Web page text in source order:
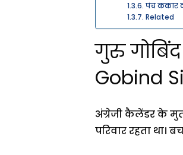
पंच ककार
Related
गुरु
Gobind
अंग्रेजी कैलेंडर के
परिवार रहता